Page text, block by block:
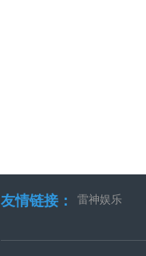
友情链接： 雷神娱乐